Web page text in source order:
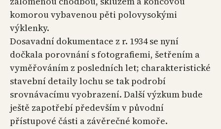
komorou vybavenou pěti polovysokými
výklenky.
Dosavadní dokumentace z r. 1934 se nyní
dočkala porovnání s fotografiemi, šetřením a
vyměřováním z posledních let; charakteristické
stavební detaily lochu se tak podrobí
srovnávacímu vyobrazení. Další výzkum bude
ještě zapotřebí především v původní
přístupové části a závěrečné komoře.